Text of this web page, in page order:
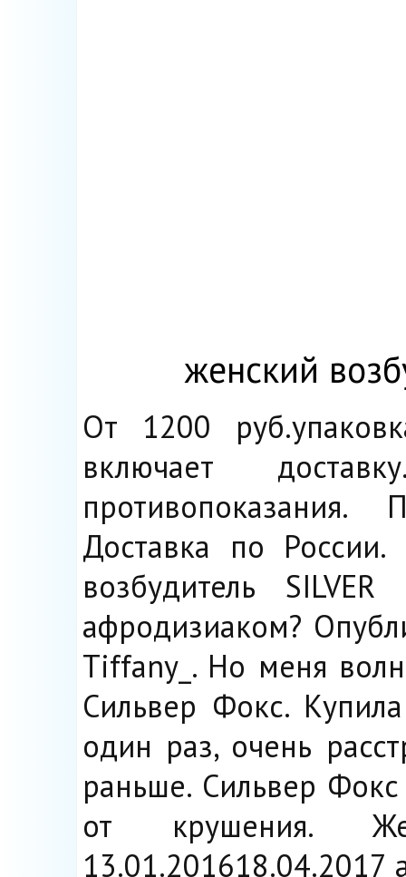
женский
От 1200
включает
Доставка по России.
возбудитель
афродизиаком?
Tiffany_. Но меня
Сильвер Фокс.
один раз, очень
раньше. Сильвер
от крушения.
13.01.201618.04.2017